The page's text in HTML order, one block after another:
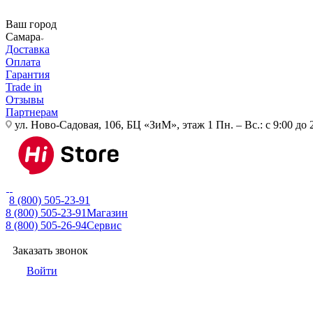
Ваш город
Самара
Доставка
Оплата
Гарантия
Trade in
Отзывы
Партнерам
ул. Ново-Садовая, 106, БЦ «ЗиМ», этаж 1 Пн. – Вс.: с 9:00 до
8 (800) 505-23-91
8 (800) 505-23-91Магазин
8 (800) 505-26-94Сервис
Заказать звонок
Войти